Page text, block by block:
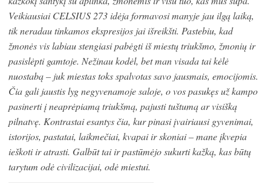
Veikiausiai CELSIUS 273 idėja formavosi manyje jau ilgą laiką,
tik neradau tinkamos ekspresijos jai išreikšti. Pastebiu, kad
žmonės vis labiau stengiasi pabėgti iš miestų triukšmo, žmonių ir
pasislėpti gamtoje. Nežinau kodėl, bet man visada tai kėlė
nuostabą – juk miestas toks spalvotas savo jausmais, emocijomis.
Čia gali jaustis lyg negyvenamoje saloje, o vos pasukęs už kampo
pasinerti į neaprėpiamą triukšmą, pajusti tuštumą ar visišką
pilnatvę. Kontrastai esantys čia, kur pinasi įvairiausi gyvenimai,
istorijos, pastatai, laikmečiai, kvapai ir skoniai – mane įkvepia
ieškoti ir atrasti. Galbūt tai ir pastūmėjo sukurti kažką, kas būtų
tarytum odė civilizacijai, odė miestui.